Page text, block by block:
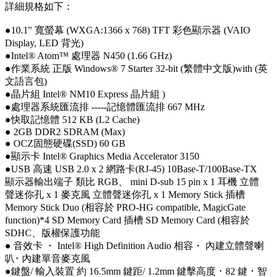
詳細規格如下：
●10.1" 寬螢幕 (WXGA:1366 x 768) TFT 彩色顯示器 (VAIO
Display, LED 背光)
●Intel® Atom™ 處理器 N450 (1.66 GHz)
●作業系統 正版 Windows® 7 Starter 32-bit (繁體中文版)with (英
文語言包)
●晶片組 Intel® NM10 Express 晶片組 )
●處理器系統匯流排 -----記憶體匯流排 667 MHz
●快取記憶體 512 KB (L2 Cache)
● 2GB DDR2 SDRAM (Max)
● OCZ固態硬碟(SSD) 60 GB
●顯示卡 Intel® Graphics Media Accelerator 3150
●USB 高速 USB 2.0 x 2 網路卡(RJ-45) 10Base-T/100Base-TX
顯示器輸出端子 類比 RGB、 mini D-sub 15 pin x 1 耳機 立體
聲迷你孔 x 1 麥克風 立體聲迷你孔 x 1 Memory Stick 插槽
Memory Stick Duo (相容於 PRO-HG compatible, MagicGate
function)*4 SD Memory Card 插槽 SD Memory Card (相容於
SDHC、版權保護功能
● 音效卡 ・ Intel® High Definition Audio 相容・ 內建立體聲喇
叭･ 內建單音麥克風
●鍵盤/ 輸入裝置 約 16.5mm 鍵距/ 1.2mm 鍵擊高度 ･ 82 鍵 ･ 智